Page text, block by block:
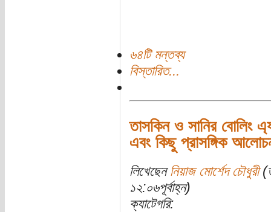
৬৪টি মন্তব্য
বিস্তারিত...
তাসকিন ও সানির বোলিং
এবং কিছু প্রাসঙ্গিক
লিখেছেন নিয়াজ মোর্শেদ চৌধুরী
১২:০৬পূর্বাহ্ন)
ক্যাটেগরি: